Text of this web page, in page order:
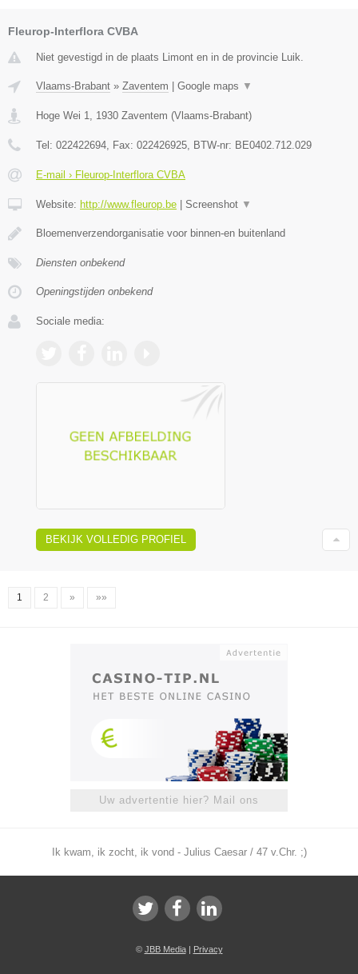
Fleurop-Interflora CVBA
Niet gevestigd in de plaats Limont en in de provincie Luik.
Vlaams-Brabant » Zaventem Google maps ▼
Hoge Wei 1, 1930 Zaventem (Vlaams-Brabant)
Tel: 022422694, Fax: 022426925, BTW-nr: BE0402.712.029
E-mail › Fleurop-Interflora CVBA
Website: http://www.fleurop.be Screenshot ▼
Bloemenverzendorganisatie voor binnen-en buitenland
Diensten onbekend
Openingstijden onbekend
Sociale media:
BEKIJK VOLLEDIG PROFIEL
1 2 » »»
Uw advertentie hier? Mail ons
Ik kwam, ik zocht, ik vond - Julius Caesar / 47 v.Chr. ;)
© JBB Media| Privacy